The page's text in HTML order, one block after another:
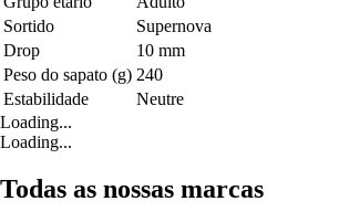
Sortido
Supernova
Drop
10 mm
Peso do sapato (g) 240
Estabilidade
Neutre
Loading...
Loading...
Todas as nossas marcas